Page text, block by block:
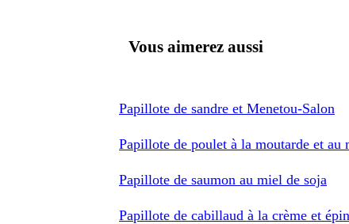
Vous aimerez aussi
Papillote de sandre et Menetou-Salon
Papillote de poulet à la moutarde et au
Papillote de saumon au miel de soja
Papillote de cabillaud à la crème et